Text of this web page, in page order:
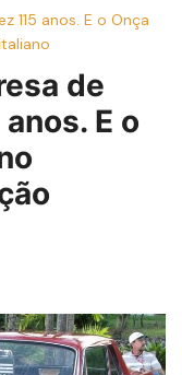
115 anos. E o Onça
de
E o